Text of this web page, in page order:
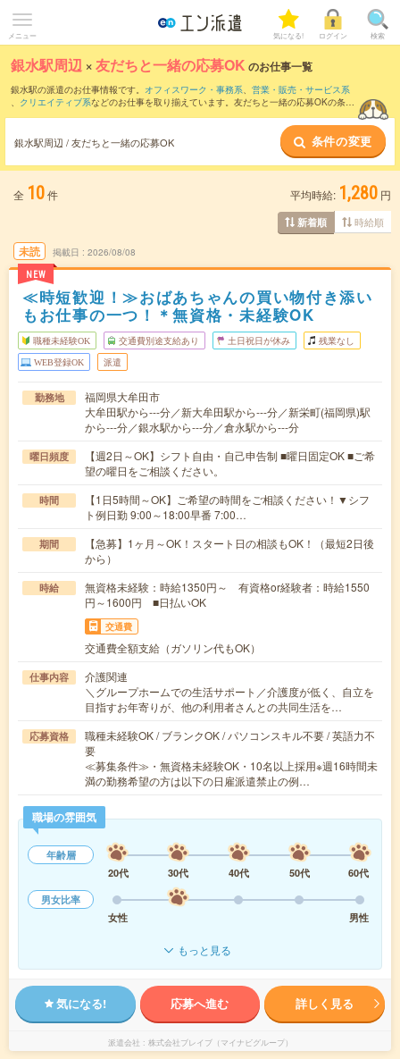
メニュー 気になる! ログイン 検索
銀水駅周辺 ×友だちと一緒の応募OK のお仕事一覧
銀水駅の派遣のお仕事情報です。 オフィスワーク・事務系、 営業・販売・サービス系
、 クリエイティブ系などのお仕事を取り揃えています。友だちと一緒の応募OKの条件
銀水駅周辺 / 友だちと一緒の応募OK 条件の変更
全 10件 平均時給: 1,280 円
新着順 時給順
未読
NEW
掲載日 2026/08/08
≪時短歓迎！≫おばあちゃんの買い物付き添い
もお仕事の一つ！＊無資格・未経験OK
職種未経験OK 交通費別途支給あり 土日祝日が休み 残業なし
WEB登録OK 派遣
勤務地
福岡県大牟田市
大牟田駅から---分／新大牟田駅から---分／新栄町(福岡県)駅
から---分／銀水駅から---分／倉永駅から---分
曜日頻度
【週2日～OK】シフト自由・自己申告制 ■曜日固定OK ■ご希
望の曜日をご相談ください。
時間
【1日5時間～OK】ご希望の時間をご相談ください！▼シフ
ト例日勤 9:00～18:00早番 7:00…
期間
【急募】1ヶ月～OK！スタート日の相談もOK！（最短2日後
から）
時給
無資格未経験：時給1350円～ 有資格or経験者：時給1550
円～1600円 ■日払いOK
交通費
交通費全額支給（ガソリン代もOK）
仕事内容
介護関連
＼グループホームでの生活サポート／介護度が低く、自立を
目指すお年寄りが、他の利用者さんとの共同生活を…
応募資格
職種未経験OK / ブランクOK / パソコンスキル不要 / 英語力不
要
≪募集条件≫・無資格未経験OK・10名以上採用※週16時間未
満の勤務希望の方は以下の日雇派遣禁止の例…
職場の雰囲気
年齢層
20代
30代 40代 50代
60代
男女比率
女性
男性
もっと見る
気になる! 応募へ進む 詳しく見る
派遣会社 株式会社ブレイブ（マイナビグループ）